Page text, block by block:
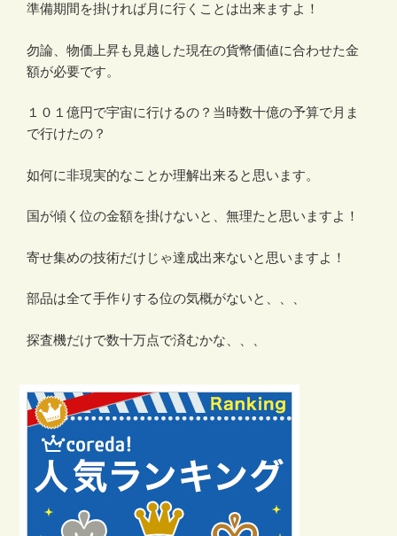
準備期間を掛ければ月に行くことは出来ますよ！
勿論、物価上昇も見越した現在の貨幣価値に合わせた金
額が必要です。
１０１億円で宇宙に行けるの？当時数十億の予算で月ま
で行けたの？
如何に非現実的なことか理解出来ると思います。
国が傾く位の金額を掛けないと、無理たと思いますよ！
寄せ集めの技術だけじゃ達成出来ないと思いますよ！
部品は全て手作りする位の気概がないと、、、
探査機だけで数十万点で済むかな、、、